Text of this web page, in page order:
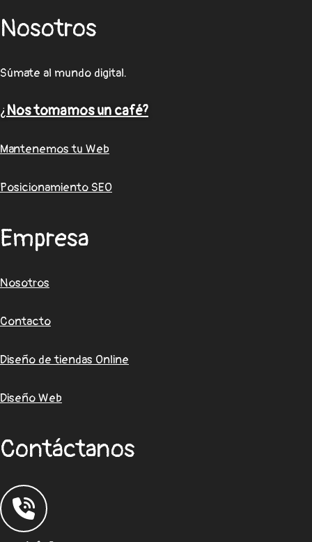
Nosotros
Súmate al mundo digital.
¿Nos tomamos un café?
Mantenemos tu Web
Posicionamiento SEO
Empresa
Nosotros
Contacto
Diseño de tiendas Online
Diseño Web
Contáctanos